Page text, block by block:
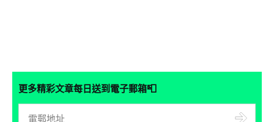
更多精彩文章每日送到電子郵箱📮